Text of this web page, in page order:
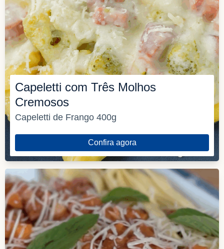
Capeletti com Três Molhos
Cremosos
Capeletti de Frango 400g
Confira agora